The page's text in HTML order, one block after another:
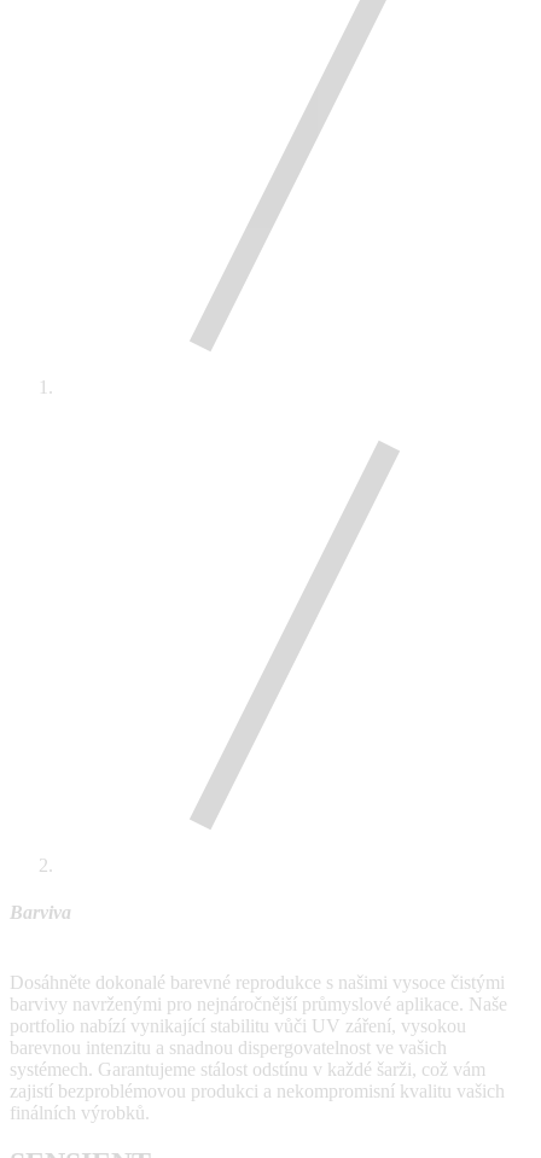
Barviva
Dosáhněte dokonalé barevné reprodukce s našimi vysoce čistými
barvivy navrženými pro nejnáročnější průmyslové aplikace. Naše
portfolio nabízí vynikající stabilitu vůči UV záření, vysokou
barevnou intenzitu a snadnou dispergovatelnost ve vašich
systémech. Garantujeme stálost odstínu v každé šarži, což vám
zajistí bezproblémovou produkci a nekompromisní kvalitu vašich
finálních výrobků.